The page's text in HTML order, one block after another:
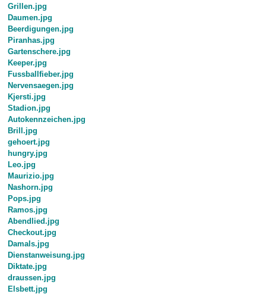
Grillen.jpg
Daumen.jpg
Beerdigungen.jpg
Piranhas.jpg
Gartenschere.jpg
Keeper.jpg
Fussballfieber.jpg
Nervensaegen.jpg
Kjersti.jpg
Stadion.jpg
Autokennzeichen.jpg
Brill.jpg
gehoert.jpg
hungry.jpg
Leo.jpg
Maurizio.jpg
Nashorn.jpg
Pops.jpg
Ramos.jpg
Abendlied.jpg
Checkout.jpg
Damals.jpg
Dienstanweisung.jpg
Diktate.jpg
draussen.jpg
Elsbett.jpg